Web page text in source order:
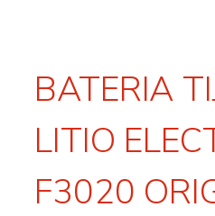
BATERIA
LITIO
F3020